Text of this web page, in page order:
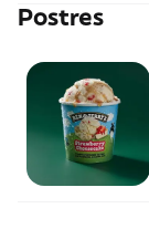
Postres